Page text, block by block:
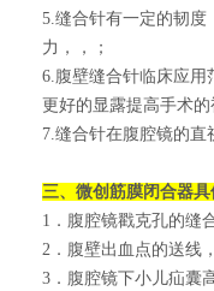
5.缝合针有一定的韧
力，，；
6.腹壁缝合针临床应
更好的显露提高手术
7.缝合针在腹腔镜的
三、 微创筋膜闭合器具
1．腹腔镜戳克孔的缝
2．腹壁出血点的送线
3．腹腔镜下小儿疝囊